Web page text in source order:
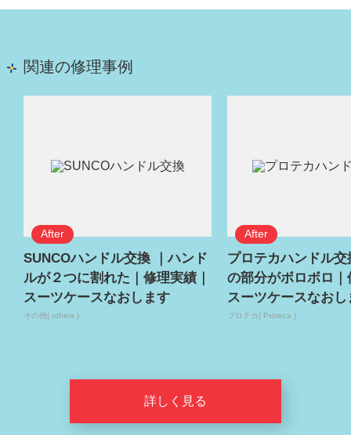
関連の修理事例
SUNCOハンドル交換 ｜ハンド
ルが２つに割れた｜修理実績｜
スーツケースなおします
その他( others )
プロテカハンドル
の部分がボロボロ｜
スーツケースなおし
プロテカ( Proteca )
詳しく見る